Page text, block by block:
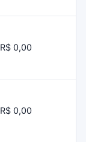
R$ 0,00
R$ 0,00